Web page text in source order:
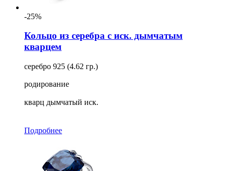
-25%
Кольцо из серебра с иск. дымчатым
кварцем
серебро 925 (4.62 гр.)
родирование
кварц дымчатый иск.
Подробнее